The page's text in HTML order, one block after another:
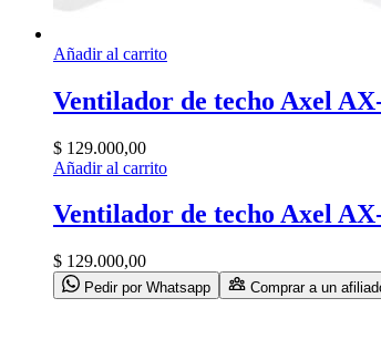
Añadir al carrito
Ventilador de techo Axel
$ 129.000,00
Añadir al carrito
Ventilador de techo Axel
$ 129.000,00
Pedir por Whatsapp Comprar a un